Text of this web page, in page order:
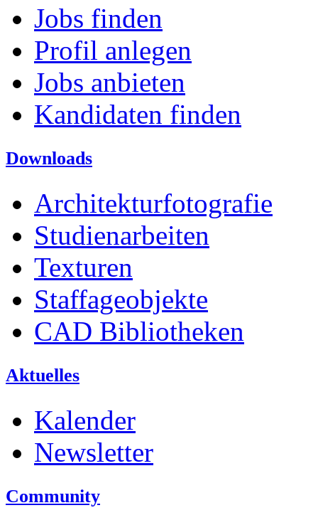
Jobs finden
Profil anlegen
Jobs anbieten
Kandidaten finden
Downloads
Architekturfotografie
Studienarbeiten
Texturen
Staffageobjekte
CAD Bibliotheken
Aktuelles
Kalender
Newsletter
Community